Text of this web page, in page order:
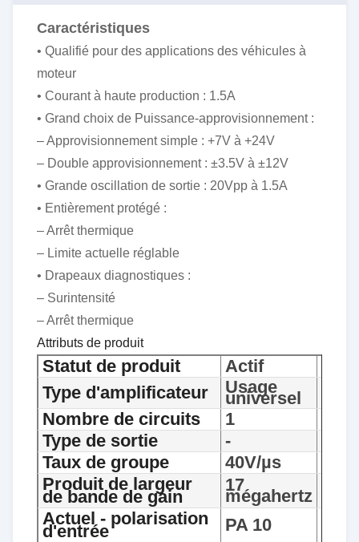
Caractéristiques
• Qualifié pour des applications des véhicules à
moteur
• Courant à haute production : 1.5A
• Grand choix de Puissance-approvisionnement :
– Approvisionnement simple : +7V à +24V
– Double approvisionnement : ±3.5V à ±12V
• Grande oscillation de sortie : 20Vpp à 1.5A
• Entièrement protégé :
– Arrêt thermique
– Limite actuelle réglable
• Drapeaux diagnostiques :
– Surintensité
– Arrêt thermique
Attributs de produit
Statut de produit
Actif
Type d'amplificateur
Usage
universel
Nombre de circuits
1
Type de sortie
-
Taux de groupe
40V/µs
Produit de largeur
de bande de gain
17
mégahertz
Actuel - polarisation
d'entrée
PA 10